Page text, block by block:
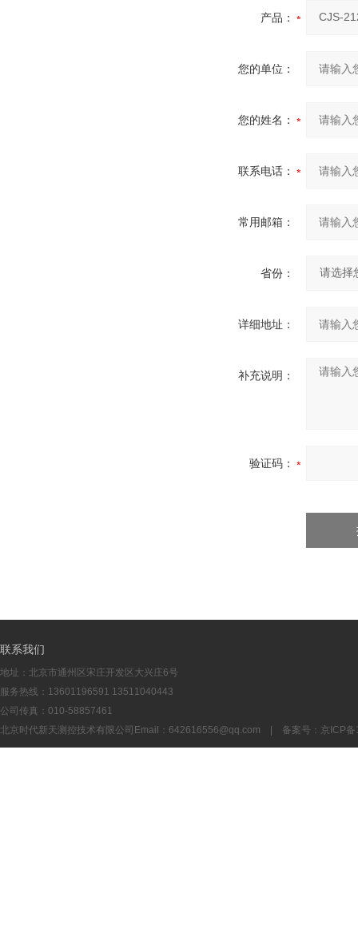
产品：
您的单位：
您的姓名：
联系电话：
常用邮箱：
省份：
详细地址：
补充说明：
验证码：
联系我们
地址：北京市通州区宋庄开发区大兴庄6号
服务热线：13601196591 13511040443
公司传真：010-58857461
北京时代新天测控技术有限公司Email： 642616556@qq.com | 备案号： 京ICP